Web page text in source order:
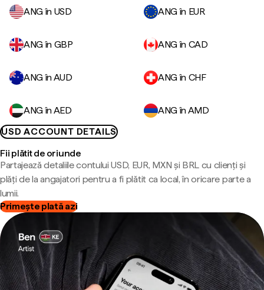
ANG în USD
ANG în EUR
ANG în GBP ANG în CAD
ANG în AUD ANG în CHF
ANG în AED
ANG în AMD
USD ACCOUNT DETAILS
Fii plătit de oriunde
Partajează detaliile contului USD, EUR, MXN și BRL cu clienți și
plăți de la angajatori pentru a fi plătit ca local, în oricare parte a
lumii.
Primește plată azi